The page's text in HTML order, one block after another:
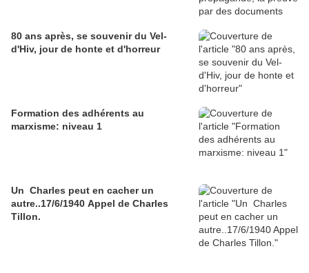
80 ans après, se souvenir du Vel-
d'Hiv, jour de honte et d'horreur
Formation des adhérents au
marxisme: niveau 1
Un Charles peut en cacher un
autre..17/6/1940 Appel de Charles
Tillon.